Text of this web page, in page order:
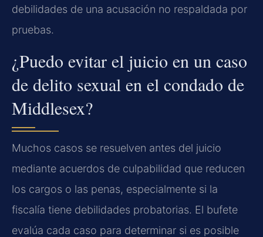
debilidades de una acusación no respaldada por
pruebas.
¿Puedo evitar el juicio en un caso
de delito sexual en el condado de
Middlesex?
Muchos casos se resuelven antes del juicio
mediante acuerdos de culpabilidad que reducen
los cargos o las penas, especialmente si la
fiscalía tiene debilidades probatorias. El bufete
evalúa cada caso para determinar si es posible